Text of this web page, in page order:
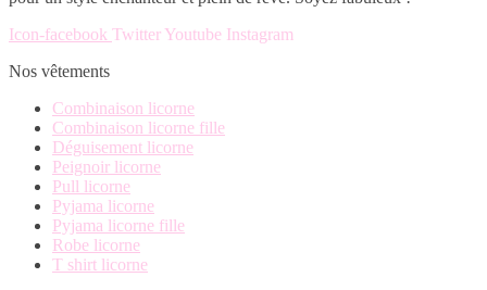
Icon-facebook Twitter Youtube Instagram
Nos vêtements
Combinaison licorne
Combinaison licorne fille
Déguisement licorne
Peignoir licorne
Pull licorne
Pyjama licorne
Pyjama licorne fille
Robe licorne
T shirt licorne